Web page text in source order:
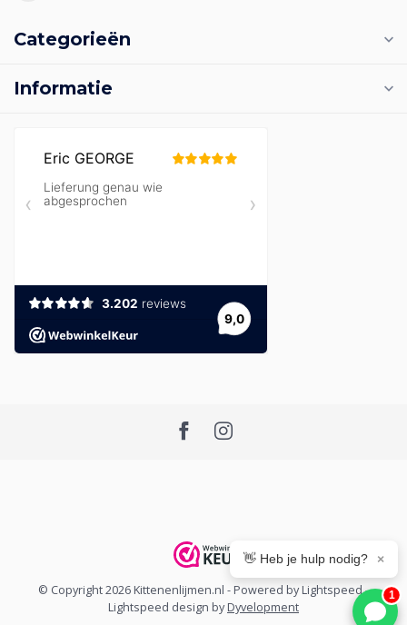
Categorieën
Informatie
© Copyright 2026 Kittenenlijmen.nl - Powered byLightspeed-
Lightspeed design by Dyvelopment
👋 Heb je hulp nodig? ×
1